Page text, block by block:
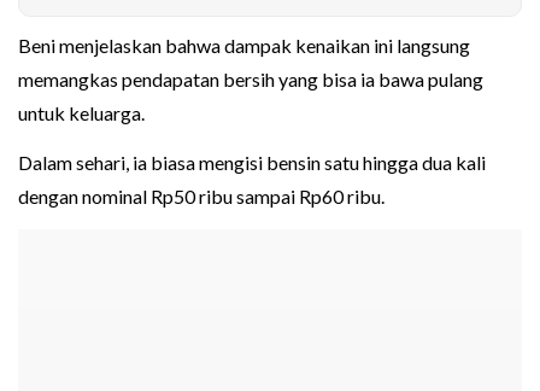
Beni menjelaskan bahwa dampak kenaikan ini langsung
memangkas pendapatan bersih yang bisa ia bawa pulang
untuk keluarga.
Dalam sehari, ia biasa mengisi bensin satu hingga dua kali
dengan nominal Rp50 ribu sampai Rp60 ribu.